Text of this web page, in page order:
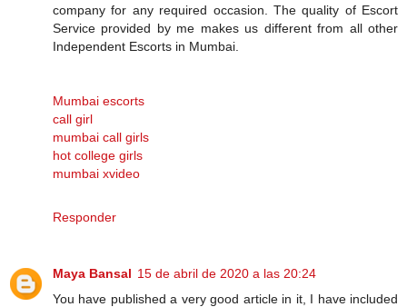
company for any required occasion. The quality of Escort
Service provided by me makes us different from all other
Independent Escorts in Mumbai.
Mumbai escorts
call girl
mumbai call girls
hot college girls
mumbai xvideo
Responder
Maya Bansal 15 de abril de 2020 a las 20:24
You have published a very good article in it, I have included